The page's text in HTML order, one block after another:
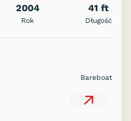
2004
Rok
41 ft
Długość
Bareboat